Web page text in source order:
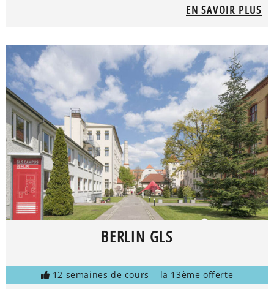
EN SAVOIR PLUS
BERLIN GLS
12 semaines de cours = la 13ème offerte